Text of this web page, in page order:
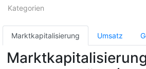
Kategorien
Marktkapitalisierung Umsatz